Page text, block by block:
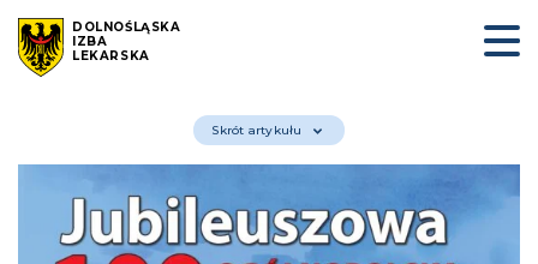
DOLNOŚLĄSKA
IZBA
LEKARSKA
Skrót artykułu